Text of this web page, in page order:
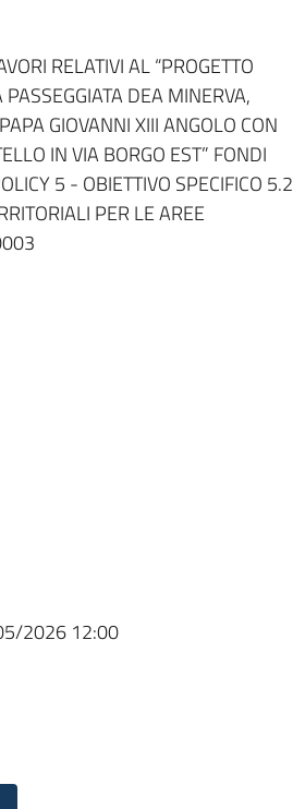
RELATIVI AL “PROGETTO
DEA MINERVA,
GIOVANNI XIII ANGOLO CON
IN VIA BORGO EST” FONDI
5 - OBIETTIVO SPECIFICO 5.2
PER LE AREE
2026 12:00